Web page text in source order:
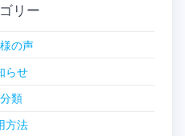
リー
の声
らせ
類
方法